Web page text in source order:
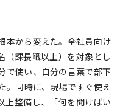
本から変えた。全社員向け
（課長職以上）を対象とし
で使い、自分の言葉で部下
。同時に、現場ですぐ使え
上整備し、「何を聞けばい